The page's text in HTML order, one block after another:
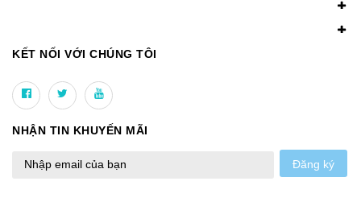
KẾT NỐI VỚI CHÚNG TÔI
NHẬN TIN KHUYẾN MÃI
Đăng ký